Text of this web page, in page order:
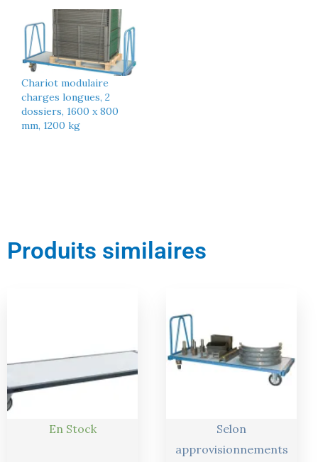
Chariot modulaire
charges longues, 2
dossiers, 1600 x 800
mm, 1200 kg
Produits similaires
En Stock
378,00 €.
Selon
approvisionnements
était :
791,00 €.
est :
751,00 €.